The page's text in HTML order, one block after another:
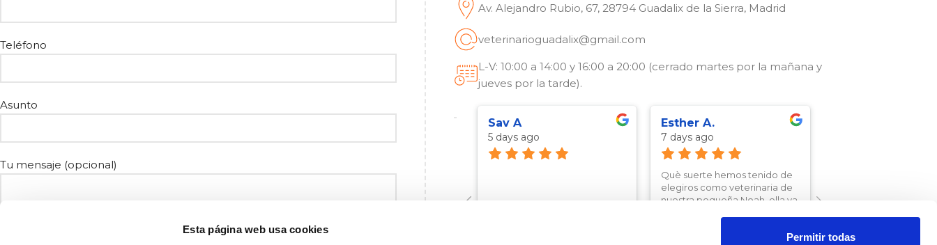
Esta página web usa cookies
Permitir todas
Teléfono
Asunto
Tu mensaje (opcional)
Av. Alejandro Rubio, 67, 28794 Guadalix de la Sierra, Madrid
veterinarioguadalix@gmail.com
L-V: 10:00 a 14:00 y 16:00 a 20:00 (cerrado martes por la mañana y
jueves por la tarde).
Sav A
5 days ago
Esther A.
7 days ago
Què suerte hemos tenido de
elegiros como veterinaria de
nuestra pequeña Noah, ella va
y la cuidáis! Estamos tranquilos
mascotas, son un 10